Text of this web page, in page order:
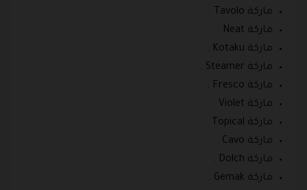
ماركة Tavolo .
ماركة Neat .
ماركة Kotaku .
ماركة Steamer .
ماركة Fresco .
ماركة Violet .
ماركة Topical .
ماركة Cavo .
ماركة Dolch .
ماركة Gemak .